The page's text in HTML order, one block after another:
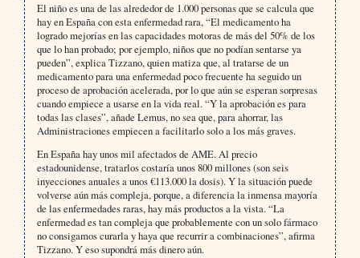
El niño es una de las alrededor de 1.000 personas que se calcula que
hay en España con esta enfermedad rara, “El medicamento ha
logrado mejorías en las capacidades motoras de más del 50% de los
que lo han probado; por ejemplo, niños que no podían sentarse ya
pueden”, explica Tizzano, quien matiza que, al tratarse de un
medicamento para una enfermedad poco frecuente ha seguido un
proceso de aprobación acelerada, por lo que aún se esperan sorpresas
cuando empiece a usarse en la vida real. “Y la aprobación es para
todas las clases”, añade Lemus, no sea que, para ahorrar, las
Administraciones empiecen a facilitarlo solo a los más graves.
En España hay unos mil afectados de AME. Al precio
estadounidense, tratarlos costaría unos 800 millones (son seis
inyecciones anuales a unos €113.000 la dosis). Y la situación puede
volverse aún más compleja, porque, a diferencia la inmensa mayoría
de las enfermedades raras, hay más productos a la vista. “La
enfermedad es tan compleja que probablemente con un solo fármaco
no consigamos curarla y haya que recurrir a combinaciones”, afirma
Tizzano. Y eso supondrá más dinero aún.